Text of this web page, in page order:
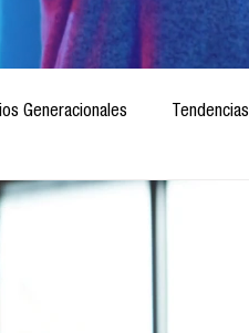
Generacionales Tendencias
Marketing digital